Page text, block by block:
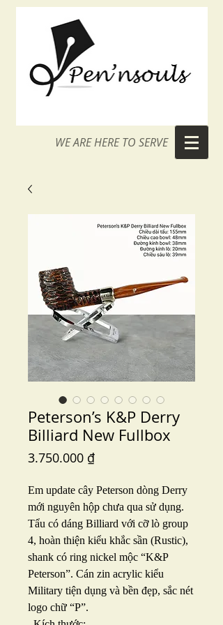
WE ARE HERE TO SERVE
Peterson’s K&P Derry
Billiard New Fullbox
3.750.000 ₫Price
Em update cây Peterson dòng Derry
mới nguyên hộp chưa qua sử dụng.
Tẩu có dáng Billiard với cỡ lò group
4, hoàn thiện kiểu khắc sần (Rustic),
shank có ring nickel mộc “K&P
Peterson”. Cán zin acrylic kiểu
Military tiện dụng và bền đẹp, sắc nét
logo chữ “P”.